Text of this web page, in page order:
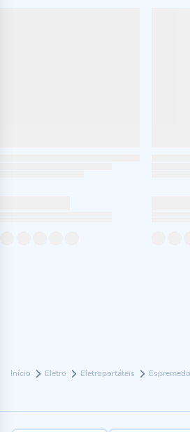
Início Eletro Eletroportáteis